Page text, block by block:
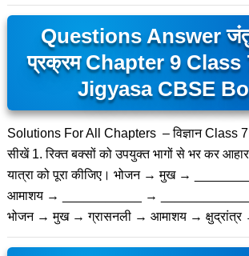
Questions Answer
प्रक्रम Chapter 9 Class
Jigyasa CBSE
Solutions For All Chapters – विज्ञान Class
सीखें 1. रिक्त बक्सों को उपयुक्त भागों से भर कर आहार
यात्रा को पूरा कीजिए। भोजन → मुख →
आमाशय → ___________ →
भोजन → मुख → ग्रासनली → आमाशय → क्षुद्रांत्र